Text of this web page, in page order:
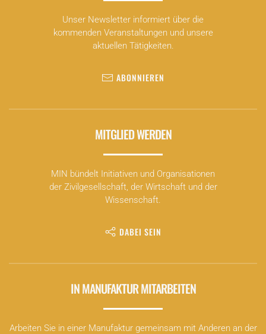
Unser Newsletter informiert über die
kommenden Veranstaltungen und unsere
aktuellen Tätigkeiten.
ABONNIEREN
MITGLIED WERDEN
MIN bündelt Initiativen und Organisationen
der Zivilgesellschaft, der Wirtschaft und der
Wissenschaft.
DABEI SEIN
IN MANUFAKTUR MITARBEITEN
Arbeiten Sie in einer Manufaktur gemeinsam mit Anderen an der